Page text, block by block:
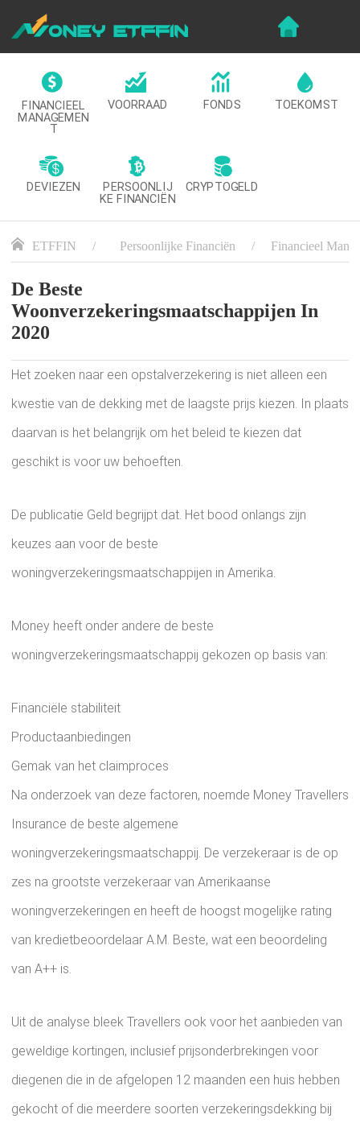
FINANCIEEL
MANAGEMEN
T
VOORRAAD FONDS TOEKOMST
DEVIEZEN PERSOONLIJ
KE FINANCIËN
CRYPTOGELD
ETFFIN Persoonlijke Financiën Financieel
De Beste
Woonverzekeringsmaatschappijen In
2020
Het zoeken naar een opstalverzekering is niet alleen een
kwestie van de dekking met de laagste prijs kiezen. In plaats
daarvan is het belangrijk om het beleid te kiezen dat
geschikt is voor uw behoeften.
De publicatie Geld begrijpt dat. Het bood onlangs zijn
keuzes aan voor de beste
woningverzekeringsmaatschappijen in Amerika.
Money heeft onder andere de beste
woningverzekeringsmaatschappij gekozen op basis van:
Financiële stabiliteit
Productaanbiedingen
Gemak van het claimproces
Na onderzoek van deze factoren, noemde Money Travellers
Insurance de beste algemene
woningverzekeringsmaatschappij. De verzekeraar is de op
zes na grootste verzekeraar van Amerikaanse
woningverzekeringen en heeft de hoogst mogelijke rating
van kredietbeoordelaar A.M. Beste, wat een beoordeling
van A++ is.
Uit de analyse bleek Travellers ook voor het aanbieden van
geweldige kortingen, inclusief prijsonderbrekingen voor
diegenen die in de afgelopen 12 maanden een huis hebben
gekocht of die meerdere soorten verzekeringsdekking bij